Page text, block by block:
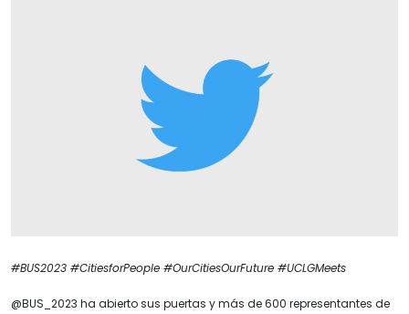
#BUS2023 #CitiesforPeople #OurCitiesOurFuture #UCLGMeets
@BUS_2023 ha abierto sus puertas y más de 600 representantes de